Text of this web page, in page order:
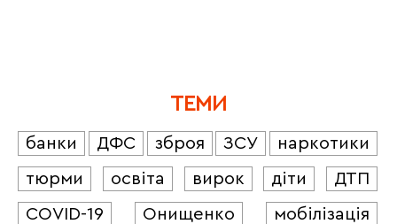
ТЕМИ
банки ДФС зброя ЗСУ
наркотики
тюрми
освіта вирок діти
ДТП
COVID-19
Онищенко
мобілізація